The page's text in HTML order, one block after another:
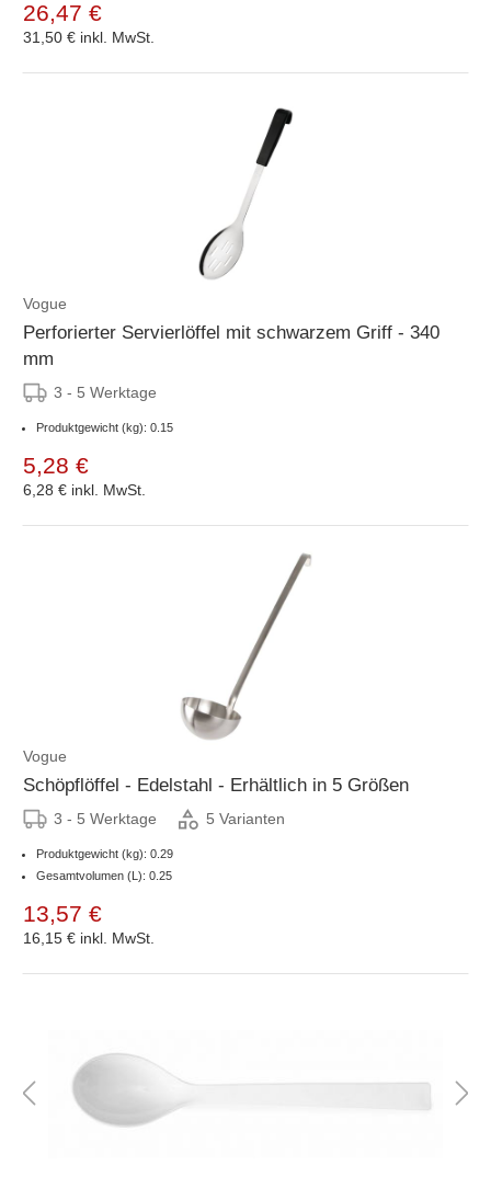
26,47 €
31,50 € inkl. MwSt.
Vogue
Perforierter Servierlöffel mit schwarzem Griff - 340
mm
3 - 5 Werktage
Produktgewicht (kg): 0.15
5,28 €
6,28 € inkl. MwSt.
Vogue
Schöpflöffel - Edelstahl - Erhältlich in 5 Größen
3 - 5 Werktage 5 Varianten
Produktgewicht (kg): 0.29
Gesamtvolumen (L): 0.25
13,57 €
16,15 € inkl. MwSt.